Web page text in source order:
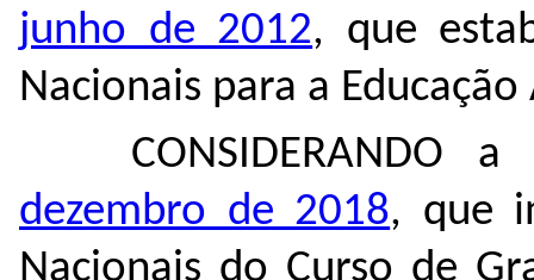
junho de 2012, que
Nacionais para a
dezembro de 2018, que
Nacionais do Curso de